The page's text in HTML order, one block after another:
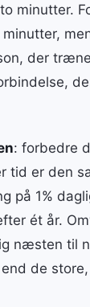
minutter.
der
: forbedre
tid er den
på 1%
ét år.
næsten til
de